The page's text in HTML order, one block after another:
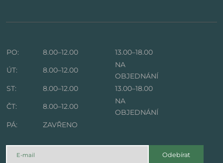
PO: 8.00–12.00
13.00–18.00
ÚT:
8.00–12.00
NA
OBJEDNÁNÍ
ST:
8.00–12.00
13.00–18.00
ČT:
8.00–12.00
NA
OBJEDNÁNÍ
PÁ:
ZAVŘENO
Odebírat